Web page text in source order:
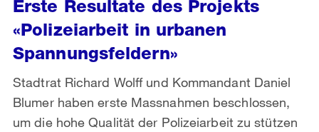
Erste Resultate des Projekts
«Polizeiarbeit in urbanen
Spannungsfeldern»
Stadtrat Richard Wolff und Kommandant Daniel
Blumer haben erste Massnahmen beschlossen,
um die hohe Qualität der Polizeiarbeit zu stützen